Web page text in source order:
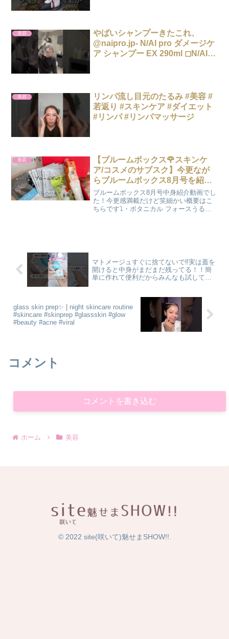
美容
やばいシャンプーきたこれ、
@naipro.jp- N/AI pro ダメージケ
ア シャンプー EX 290ml ◻︎N/AI
美容
リンパ流し目元のたるみ #美容 #
若返り #スキンケア #ダイエット
#リンパ #リンパマッサージ
美容
【ブルームボックス🌹スキンケ
ア/コスメのサブスク】今更なが
らブルームボックス8月号を紹介
していくよ笑
ブルームボックス8月号中身紹介動画でし
た！今更感満載だけど笑細かい概要はこ
ちらです⤵️・ボタニカル フォースうるお
マトメージュすぐに捨てないで‼️実は蓋を
開けると中身がまだまだ残ってる！！簡
単に作れて便利だからみんなも試してみ
glass skin prep✨ | night skincare routine
#skincare #skinprep #glassskin #glow
#beauty #acne #viral
コメント
コメントを書き込む
ホーム 美容
© 2022 site(咲いて)魅せまSHOW!!.